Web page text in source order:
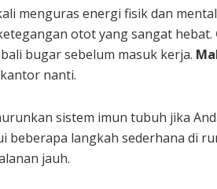
menguras energi fisik dan
otot yang sangat hebat.
bugar sebelum masuk kerja.
nanti.
sistem imun tubuh jika
langkah sederhana di
jauh.